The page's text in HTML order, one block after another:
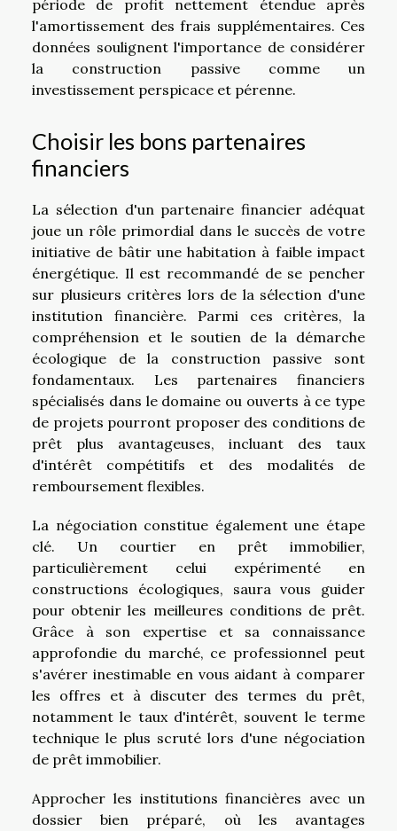
période de profit nettement étendue après
l'amortissement des frais supplémentaires. Ces
données soulignent l'importance de considérer
la construction passive comme un
investissement perspicace et pérenne.
Choisir les bons partenaires
financiers
La sélection d'un partenaire financier adéquat
joue un rôle primordial dans le succès de votre
initiative de bâtir une habitation à faible impact
énergétique. Il est recommandé de se pencher
sur plusieurs critères lors de la sélection d'une
institution financière. Parmi ces critères, la
compréhension et le soutien de la démarche
écologique de la construction passive sont
fondamentaux. Les partenaires financiers
spécialisés dans le domaine ou ouverts à ce type
de projets pourront proposer des conditions de
prêt plus avantageuses, incluant des taux
d'intérêt compétitifs et des modalités de
remboursement flexibles.
La négociation constitue également une étape
clé. Un courtier en prêt immobilier,
particulièrement celui expérimenté en
constructions écologiques, saura vous guider
pour obtenir les meilleures conditions de prêt.
Grâce à son expertise et sa connaissance
approfondie du marché, ce professionnel peut
s'avérer inestimable en vous aidant à comparer
les offres et à discuter des termes du prêt,
notamment le taux d'intérêt, souvent le terme
technique le plus scruté lors d'une négociation
de prêt immobilier.
Approcher les institutions financières avec un
dossier bien préparé, où les avantages